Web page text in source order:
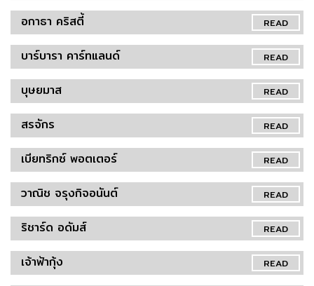
READ
อกาธา คริสตี้
READ
บาร์บารา คาร์ทแลนด์
READ
บุษยมาส
READ
สรจักร
READ
เบียทริกซ์ พอตเตอร์
READ
วาณิช จรุงกิจอนันต์
READ
ริชาร์ด อดัมส์
READ
เจ้าฟ้ากุ้ง